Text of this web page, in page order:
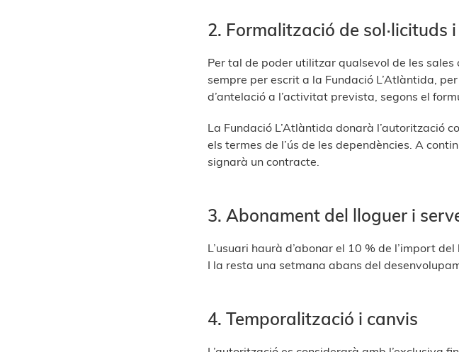
2. Formalització de sol·licituds
Per tal de poder utilitzar qualsevol de les sales
sempre per escrit a la Fundació L’Atlàntida,
d’antelació a l’activitat prevista, segons el
La Fundació L’Atlàntida donarà l’autorització
els termes de l’ús de les dependències. A
signarà un contracte.
3. Abonament del lloguer i
L’usuari haurà d’abonar el 10 % de l’import
I la resta una setmana abans del
4. Temporalització i canvis